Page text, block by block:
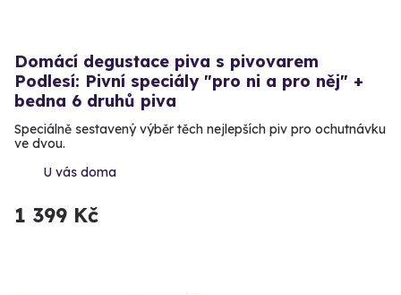
Domácí degustace piva s pivovarem
Podlesí: Pivní speciály "pro ni a pro něj" +
bedna 6 druhů piva
Speciálně sestavený výběr těch nejlepších piv pro ochutnávku
ve dvou.
U vás doma
1 399 Kč